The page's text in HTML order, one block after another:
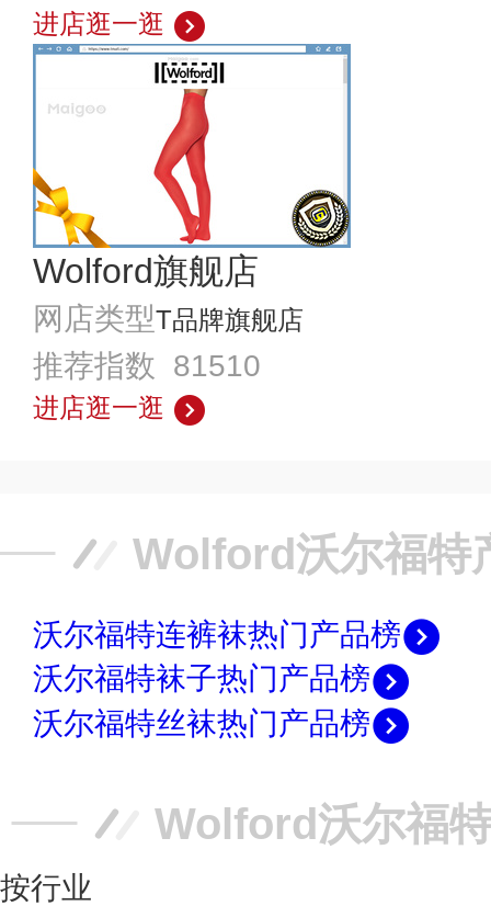
进店逛一逛
Wolford旗舰店
网店类型T品牌旗舰店
推荐指数 81510
进店逛一逛
Wolford沃尔福特
沃尔福特连裤袜热门产品榜
沃尔福特袜子热门产品榜
沃尔福特丝袜热门产品榜
Wolford沃尔福
按行业